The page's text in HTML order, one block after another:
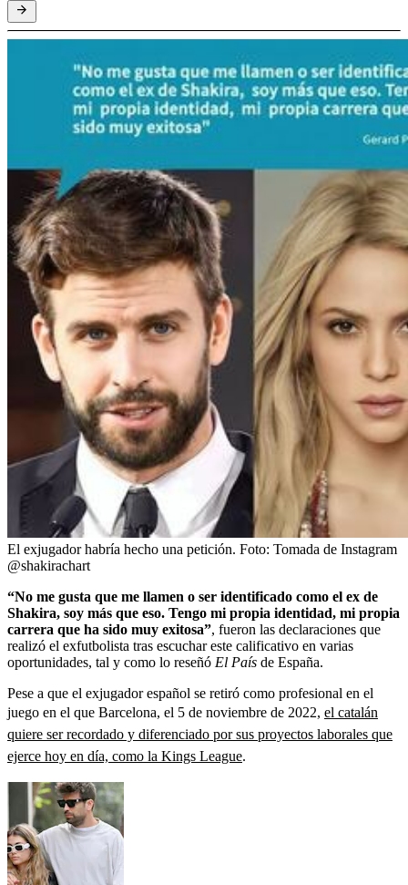
El exjugador habría hecho una petición. Foto: Tomada de Instagram
@shakirachart
“No me gusta que me llamen o ser identificado como el ex de
Shakira, soy más que eso. Tengo mi propia identidad, mi propia
carrera que ha sido muy exitosa”, fueron las declaraciones que
realizó el exfutbolista tras escuchar este calificativo en varias
oportunidades, tal y como lo reseñó El País de España.
Pese a que el exjugador español se retiró como profesional en el
juego en el que Barcelona, el 5 de noviembre de 2022, el catalán
quiere ser recordado y diferenciado por sus proyectos laborales que
ejerce hoy en día, como la Kings League.